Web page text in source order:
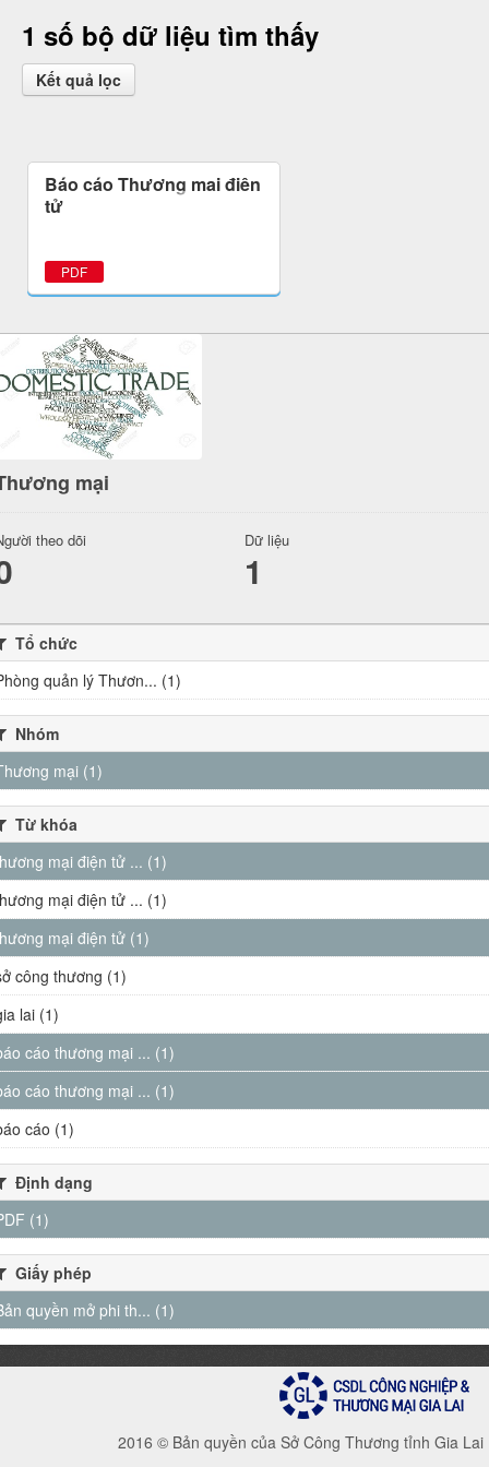
1 số bộ dữ liệu tìm thấy
Kết quả lọc
Báo cáo Thương mại điện
tử
PDF
mại
theo dõi Dữ liệu
1
Tổ chức
quản lý Thươn... (1)
Nhóm
mại (1)
Từ khóa
mại điện tử ... (1)
mại điện tử ... (1)
mại điện tử (1)
công thương (1)
lai (1)
cáo thương mại ... (1)
cáo thương mại ... (1)
cáo (1)
Định dạng
(1)
Giấy phép
quyền mở phi th... (1)
2016 © Bản quyền của Sở Công Thương tỉnh Gia Lai